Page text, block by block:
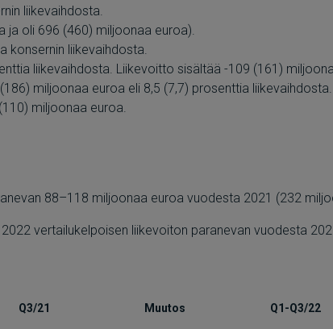
liikevaihdosta.
ja oli 696 (460) miljoonaa euroa).
konsernin liikevaihdosta.
liikevaihdosta. Liikevoitto sisältää -109 (161)
miljoonaa euroa eli 8,5 (7,7) prosenttia liikevaihdosta.
miljoonaa euroa.
88–118 miljoonaa euroa vuodesta 2021 (232
vertailukelpoisen liikevoiton paranevan vuodesta
Q3/21 Muutos Q1-Q3/22